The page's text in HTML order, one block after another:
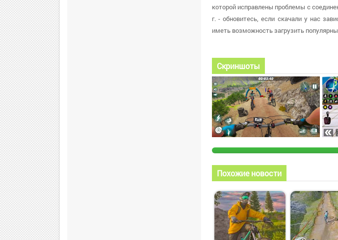
которой исправлены проблемы с
г. - обновитесь, если скачали у нас
иметь возможность загрузить
Скриншоты
Похожие новости